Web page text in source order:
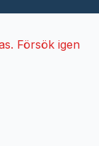
Försök igen